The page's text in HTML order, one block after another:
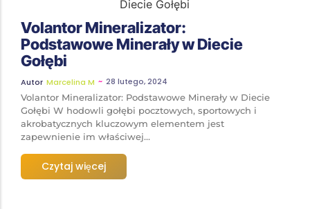
Volantor Mineralizator:
Podstawowe Minerały w Diecie
Gołębi
Autor Marcelina M ~ 28 lutego, 2024
Volantor Mineralizator: Podstawowe Minerały w Diecie
Gołębi W hodowli gołębi pocztowych, sportowych i
akrobatycznych kluczowym elementem jest
zapewnienie im właściwej...
Czytaj więcej